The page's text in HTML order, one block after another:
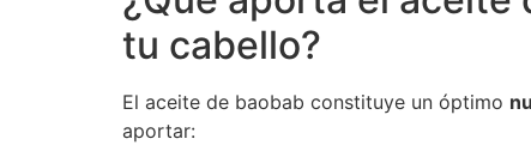
tu cabello?
El aceite de baobab constituye un óptimo
aportar: